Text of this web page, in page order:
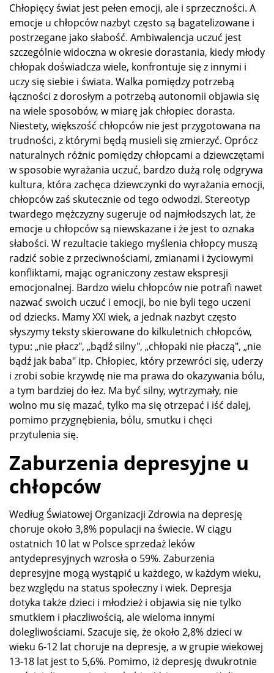
Chłopięcy świat jest pełen emocji, ale i sprzeczności. A
emocje u chłopców nazbyt często są bagatelizowane i
postrzegane jako słabość. Ambiwalencja uczuć jest
szczególnie widoczna w okresie dorastania, kiedy młody
chłopak doświadcza wiele, konfrontuje się z innymi i
uczy się siebie i świata. Walka pomiędzy potrzebą
łączności z dorosłym a potrzebą autonomii objawia się
na wiele sposobów, w miarę jak chłopiec dorasta.
Niestety, większość chłopców nie jest przygotowana na
trudności, z którymi będą musieli się zmierzyć. Oprócz
naturalnych różnic pomiędzy chłopcami a dziewczętami
w sposobie wyrażania uczuć, bardzo dużą rolę odgrywa
kultura, która zachęca dziewczynki do wyrażania emocji,
chłopców zaś skutecznie od tego odwodzi. Stereotyp
twardego mężczyzny sugeruje od najmłodszych lat, że
emocje u chłopców są niewskazane i że jest to oznaka
słabości. W rezultacie takiego myślenia chłopcy muszą
radzić sobie z przeciwnościami, zmianami i życiowymi
konfliktami, mając ograniczony zestaw ekspresji
emocjonalnej. Bardzo wielu chłopców nie potrafi nawet
nazwać swoich uczuć i emocji, bo nie byli tego uczeni
od dziecks. Mamy XXI wiek, a jednak nazbyt często
słyszymy teksty skierowane do kilkuletnich chłopców,
typu: „nie płacz", „bądź silny", „chłopaki nie płaczą", „nie
bądź jak baba" itp. Chłopiec, który przewróci się, uderzy
i zrobi sobie krzywdę nie ma prawa do okazywania bólu,
a tym bardziej do łez. Ma być silny, wytrzymały, nie
wolno mu się mazać, tylko ma się otrzepać i iść dalej,
pomimo przygnębienia, bólu, smutku i chęci
przytulenia się.
Zaburzenia depresyjne u
chłopców
Według Światowej Organizacji Zdrowia na depresję
choruje około 3,8% populacji na świecie. W ciągu
ostatnich 10 lat w Polsce sprzedaż leków
antydepresyjnych wzrosła o 59%. Zaburzenia
depresyjne mogą wystąpić u każdego, w każdym wieku,
bez względu na status społeczny i wiek. Depresja
dotyka także dzieci i młodzież i objawia się nie tylko
smutkiem i płaczliwością, ale wieloma innymi
dolegliwościami. Szacuje się, że około 2,8% dzieci w
wieku 6-12 lat choruje na depresję, a w grupie wiekowej
13-18 lat jest to 5,6%. Pomimo, iż depresję dwukrotnie